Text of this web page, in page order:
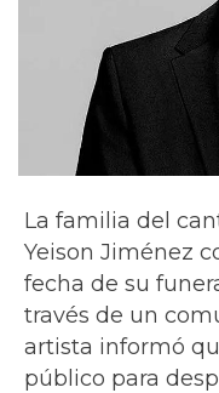
La familia del
Yeison Jiménez
fecha de su
través de un
artista informó
público para